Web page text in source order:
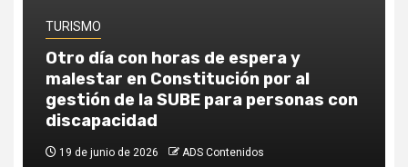
TURISMO
Otro día con horas de espera y
malestar en Constitución por al
gestión de la SUBE para personas con
discapacidad
19 de junio de 2026 ADS Contenidos